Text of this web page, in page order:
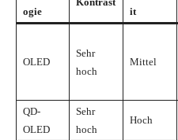
ogie
it
OLED
Sehr
hoch
Mittel
QD-
OLED
Sehr
hoch
Hoch